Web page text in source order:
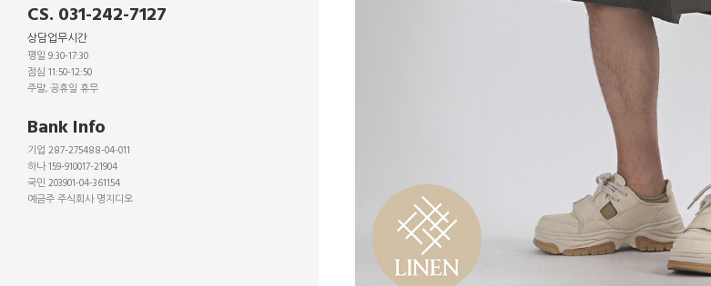
CS. 031-242-7127
상담업무시간
평일 9:30-17:30
점심 11:50-12:50
주말, 공휴일 휴무
Bank Info
기업 287-275488-04-011
하나 159-910017-21904
국민 203901-04-361154
예금주 주식회사 명지디오